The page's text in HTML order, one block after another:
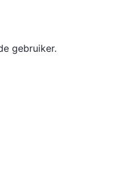
gebruiker.